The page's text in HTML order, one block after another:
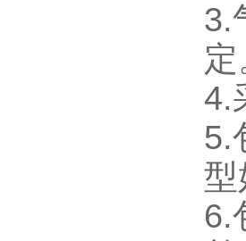
3.
4.
5.
型
6.